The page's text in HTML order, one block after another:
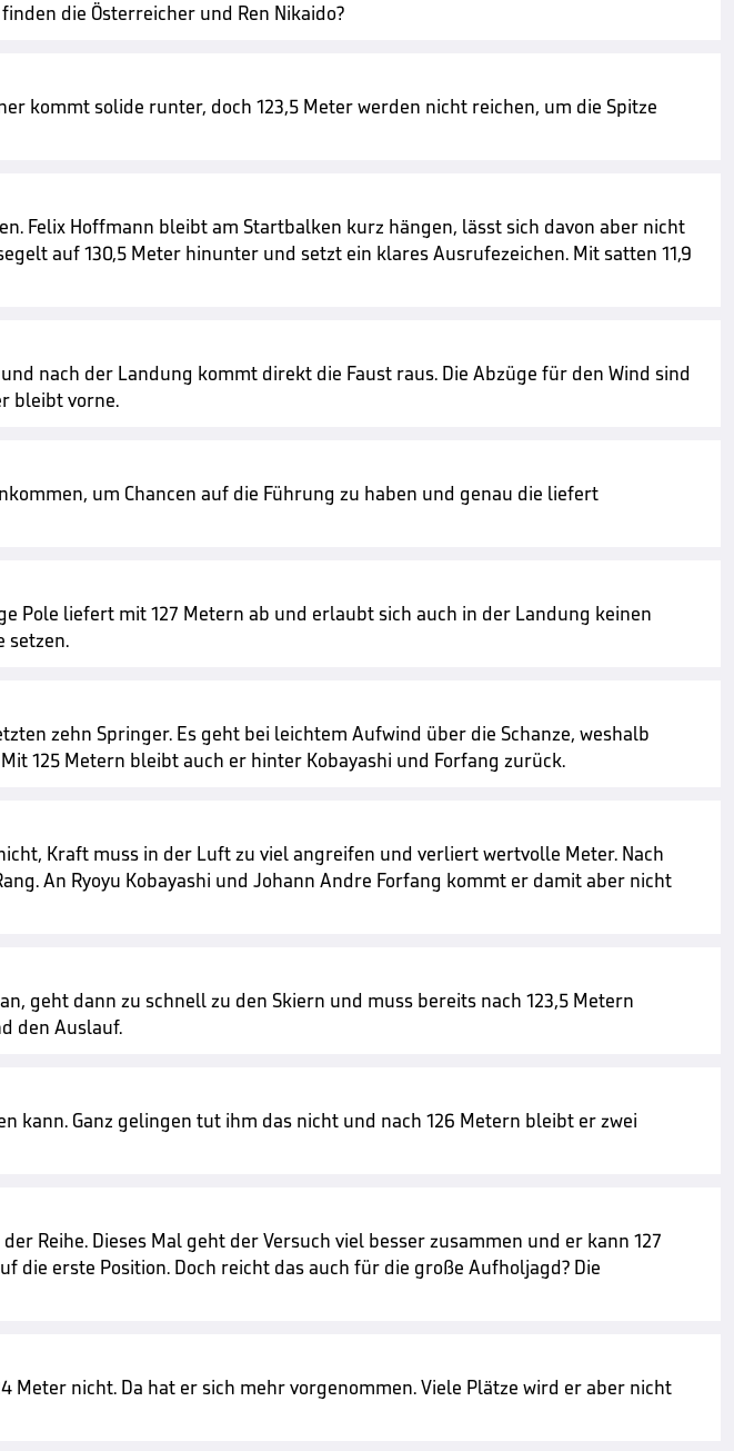
die Österreicher und Ren Nikaido?
kommt solide runter, doch 123,5 Meter werden nicht reichen, um die Spitze
Felix Hoffmann bleibt am Startbalken kurz hängen, lässt sich davon aber nicht
auf 130,5 Meter hinunter und setzt ein klares Ausrufezeichen. Mit satten 11,9
nach der Landung kommt direkt die Faust raus. Die Abzüge für den Wind sind
bleibt vorne.
um Chancen auf die Führung zu haben und genau die liefert
Pole liefert mit 127 Metern ab und erlaubt sich auch in der Landung keinen
setzen.
zehn Springer. Es geht bei leichtem Aufwind über die Schanze, weshalb
125 Metern bleibt auch er hinter Kobayashi und Forfang zurück.
Kraft muss in der Luft zu viel angreifen und verliert wertvolle Meter. Nach
An Ryoyu Kobayashi und Johann Andre Forfang kommt er damit aber nicht
geht dann zu schnell zu den Skiern und muss bereits nach 123,5 Metern
den Auslauf.
kann. Ganz gelingen tut ihm das nicht und nach 126 Metern bleibt er zwei
Reihe. Dieses Mal geht der Versuch viel besser zusammen und er kann 127
erste Position. Doch reicht das auch für die große Aufholjagd? Die
Meter nicht. Da hat er sich mehr vorgenommen. Viele Plätze wird er aber nicht